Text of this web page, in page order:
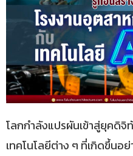
โลกกำลังแปรผันเข้าสู่ยุคดิ
เทคโนโลยีต่าง ๆ ที่เกิดขึ้นอ